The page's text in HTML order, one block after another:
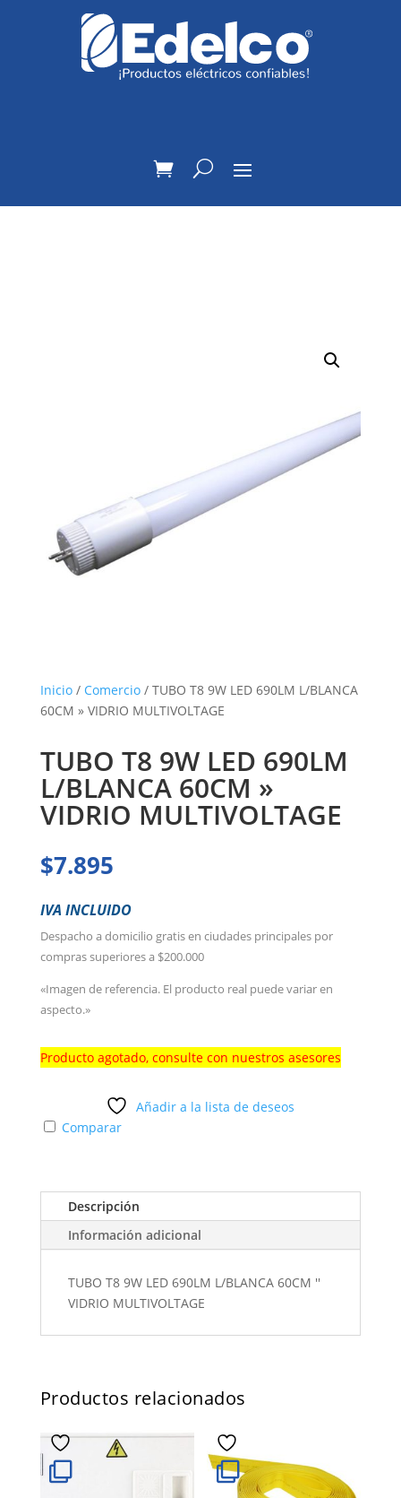
Inicio/ Comercio/ TUBO T8 9W LED 690LM L/BLANCA
60CM » VIDRIO MULTIVOLTAGE
TUBO T8 9W LED 690LM
L/BLANCA 60CM »
VIDRIO MULTIVOLTAGE
$7.895
IVA INCLUIDO
Despacho a domicilio gratis en ciudades principales por
compras superiores a $200.000
«Imagen de referencia. El producto real puede variar en
aspecto.»
Producto agotado, consulte con nuestros asesores
Añadir a la lista de deseos
Comparar
Descripción
Información adicional
TUBO T8 9W LED 690LM L/BLANCA 60CM ''
VIDRIO MULTIVOLTAGE
Productos relacionados